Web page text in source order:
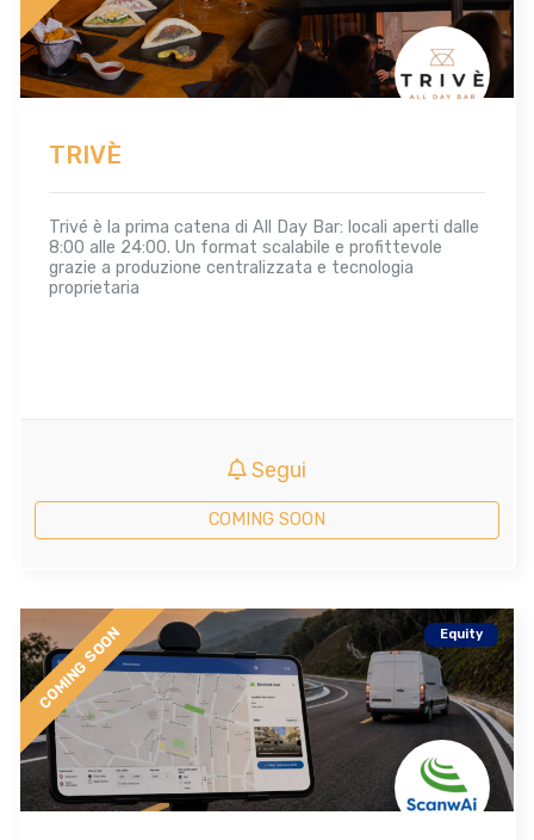
TRIVÈ
Trivé è la prima catena di All Day Bar: locali aperti dalle
8:00 alle 24:00. Un format scalabile e profittevole
grazie a produzione centralizzata e tecnologia
proprietaria
Segui
COMING SOON
COMING SOON Equity